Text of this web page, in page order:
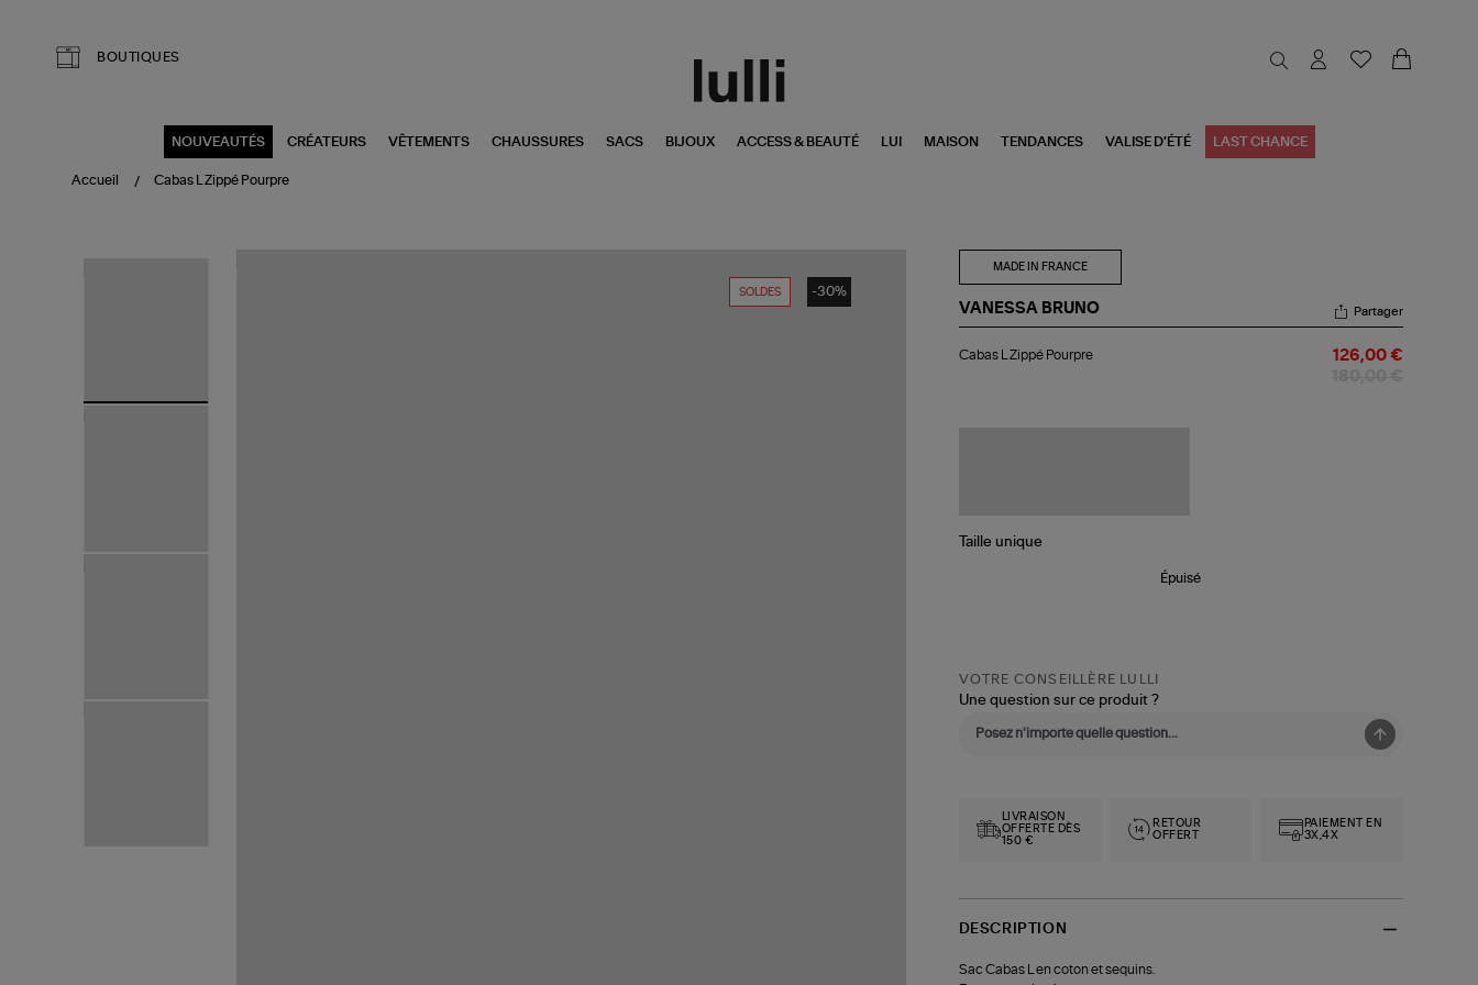
BOUTIQUES
NOUVEAUTÉS CRÉATEURS VÊTEMENTS CHAUSSURES SACS BIJOUX ACCESS & BEAUTÉ LUI MAISON TENDANCES VALISE D'ÉTÉ LAST CHANCE
Accueil Cabas L Zippé Pourpre
SOLDES -30%
MADE IN FRANCE
VANESSA BRUNO
L
Partager
Cabas L Zippé Pourpre 126,00 €
Taille unique
Épuisé
VOTRE CONSEILLÈRE LULLI
Une question sur ce produit ?
LIVRAISON
OFFERTE DÈS
150 €
RETOUR
OFFERT
PAIEMENT EN
3X,4X
DESCRIPTION
Sac Cabas L en coton et sequins.